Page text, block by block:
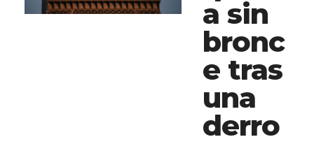
a sin
bronc
e tras
una
derro